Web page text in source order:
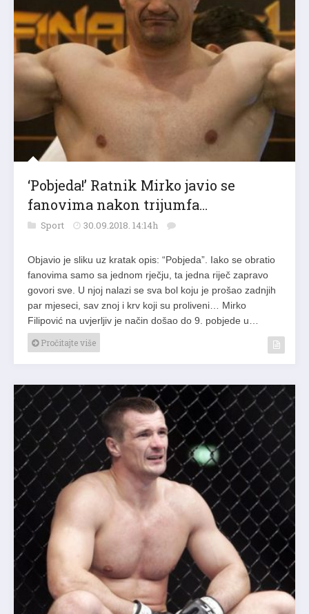
‘Pobjeda!’ Ratnik Mirko javio se
fanovima nakon trijumfa…
Sport 30.09.2018. 14:14h
Objavio je sliku uz kratak opis: “Pobjeda”. Iako se obratio
fanovima samo sa jednom rječju, ta jedna riječ zapravo
govori sve. U njoj nalazi se sva bol koju je prošao zadnjih
par mjeseci, sav znoj i krv koji su proliveni… Mirko
Filipović na uvjerljiv je način došao do 9. pobjede u…
Pročitajte više